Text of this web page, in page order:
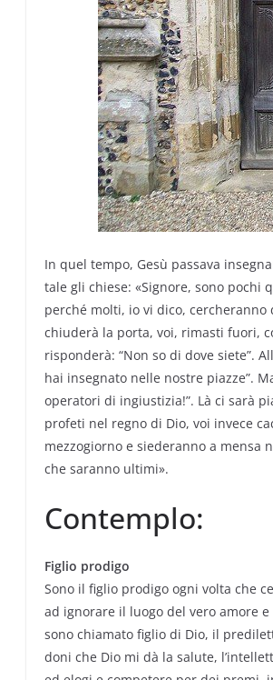
In quel tempo, Gesù passava
tale gli chiese: «Signore, sono pochi
perché molti, io vi dico,
chiuderà la porta, voi, rimasti fuori,
risponderà: “Non so di dove siete”.
hai insegnato nelle nostre piazze”.
operatori di ingiustizia!”. Là ci sarà
profeti nel regno di Dio, voi invece
mezzogiorno e siederanno a mensa
che saranno ultimi».
Contemplo:
Figlio prodigo
Sono il figlio prodigo ogni volta che
ad ignorare il luogo del vero amore
sono chiamato figlio di Dio, il
doni che Dio mi dà la salute,